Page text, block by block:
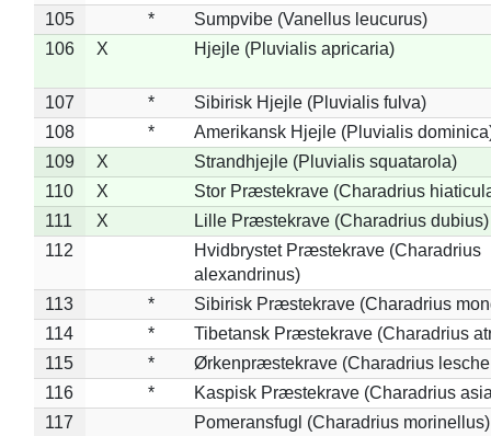
105 *
Sumpvibe (Vanellus leucurus)
106
X Hjejle (Pluvialis apricaria)
107 *
Sibirisk Hjejle (Pluvialis fulva)
108
*
Amerikansk Hjejle (Pluvialis
109
X
Strandhjejle (Pluvialis squatarola)
110
X
Stor Præstekrave (Charadrius
111
X
Lille Præstekrave (Charadrius dubius)
112
Hvidbrystet Præstekrave (Charadrius
alexandrinus)
113
*
Sibirisk Præstekrave (Charadrius
114
*
Tibetansk Præstekrave (Charadrius
115
*
Ørkenpræstekrave (Charadrius
116
*
Kaspisk Præstekrave (Charadrius
117
Pomeransfugl (Charadrius morinellus)